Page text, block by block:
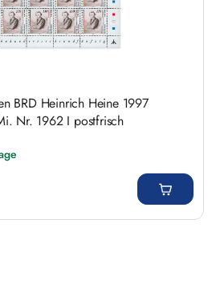
BRD Heinrich Heine 1997
Nr. 1962 I postfrisch